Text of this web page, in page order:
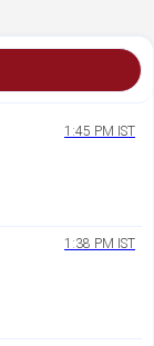
1:45 PM IST
1:38 PM IST